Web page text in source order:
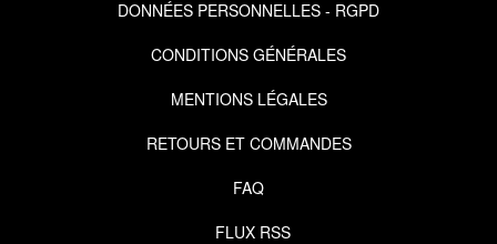
DONNÉES PERSONNELLES - RGPD
CONDITIONS GÉNÉRALES
MENTIONS LÉGALES
RETOURS ET COMMANDES
FAQ
FLUX RSS